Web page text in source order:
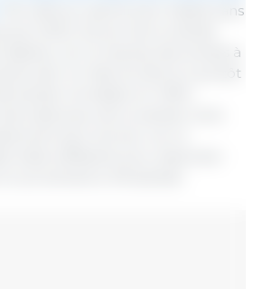
Par ailleurs, après avoir baissé sans
2022, les prix de la viande
car la reprise des achats à
en Asie du Nord, a plutôt
mondiale et l’offre
de la viande ovine
peu évolué, car la
était suffisante pour absorber
provenance d’Australie.